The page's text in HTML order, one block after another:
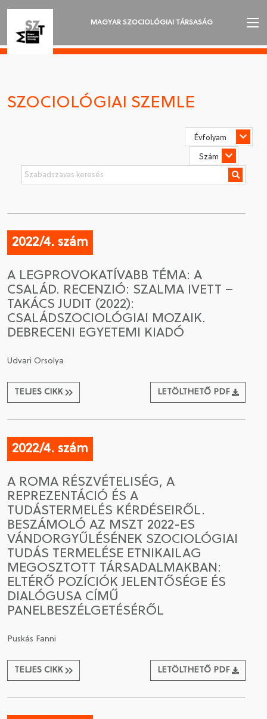
MAGYAR SZOCIOLÓGIAI TÁRSASÁG
SZOCIOLÓGIAI SZEMLE
CSATLAKOZÁS A TÁRSASÁGHOZ / MEGÚJÍTOM A
TAGSÁGOMAT
SZOCIOLÓGIAI SZEMLE
2022/4. szám
A LEGPROVOKATÍVABB TÉMA: A
CSALÁD. RECENZIÓ: SZALMA IVETT –
TAKÁCS JUDIT (2022):
CSALÁDSZOCIOLÓGIAI MOZAIK.
DEBRECENI EGYETEMI KIADÓ
Udvari Orsolya
TELJES CIKK LETÖLTHETŐ PDF
2022/4. szám
A ROMA RÉSZVÉTELISÉG, A
REPREZENTÁCIÓ ÉS A
TUDÁSTERMELÉS KÉRDÉSEIRŐL.
BESZÁMOLÓ AZ MSZT 2022-ES
VÁNDORGYŰLÉSÉNEK SZOCIOLÓGIAI
TUDÁS TERMELÉSE ETNIKAILAG
MEGOSZTOTT TÁRSADALMAKBAN:
ELTÉRŐ POZÍCIÓK JELENTŐSÉGE ÉS
DIALÓGUSA CÍMŰ
PANELBESZÉLGETÉSÉRŐL
Puskás Fanni
TELJES CIKK LETÖLTHETŐ PDF